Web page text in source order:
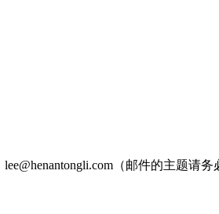
lee@henantongli.com （邮件的主题请